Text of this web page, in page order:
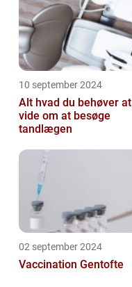
10 september 2024
Alt hvad du behøver at
vide om at besøge
tandlægen
02 september 2024
Vaccination Gentofte